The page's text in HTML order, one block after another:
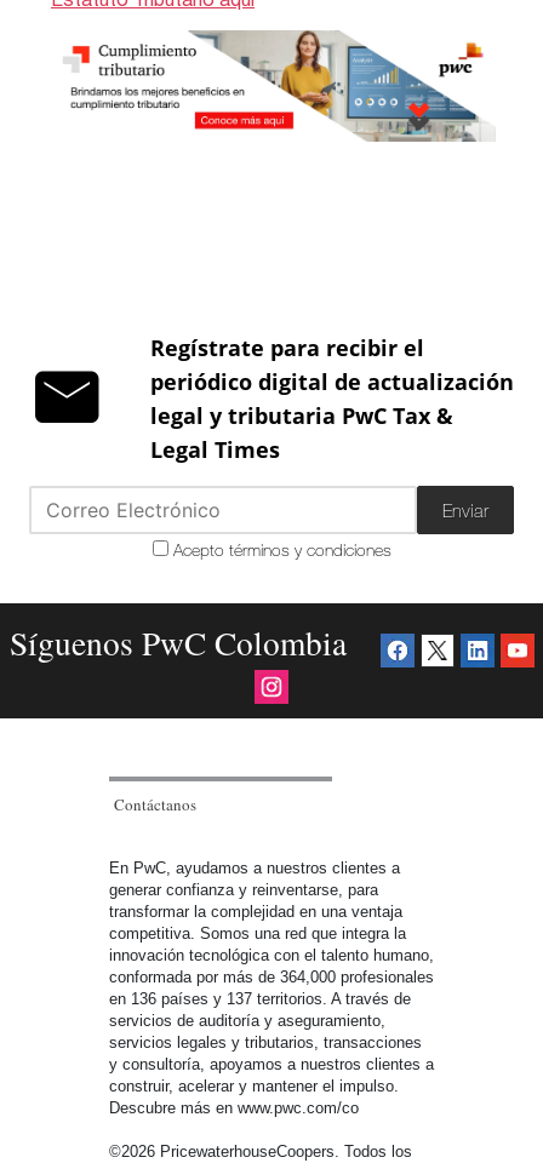
Regístrate para recibir el
periódico digital de actualización
legal y tributaria PwC Tax &
Legal Times
Enviar
Acepto términos y condiciones
Síguenos PwC Colombia
Contáctanos
En PwC, ayudamos a nuestros clientes a
generar confianza y reinventarse, para
transformar la complejidad en una ventaja
competitiva. Somos una red que integra la
innovación tecnológica con el talento humano,
conformada por más de 364,000 profesionales
en 136 países y 137 territorios. A través de
servicios de auditoría y aseguramiento,
servicios legales y tributarios, transacciones
y consultoría, apoyamos a nuestros clientes a
construir, acelerar y mantener el impulso.
Descubre más en www.pwc.com/co
©2026 PricewaterhouseCoopers. Todos los